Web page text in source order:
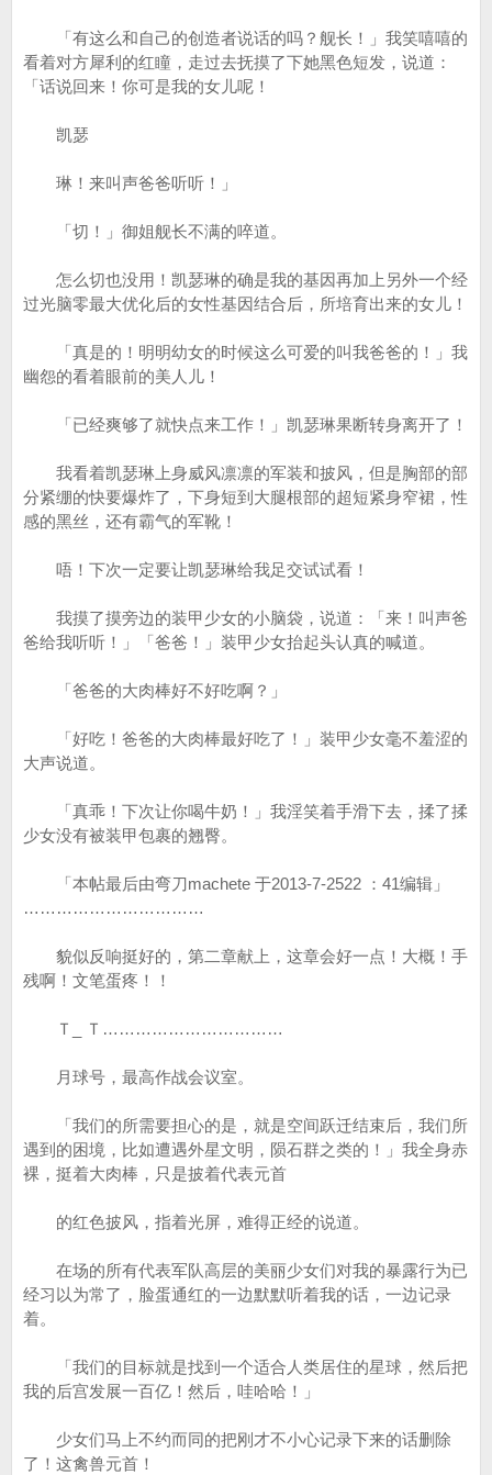
「有这么和自己的创造者说话的吗？舰长！」我笑嘻嘻的
看着对方犀利的红瞳，走过去抚摸了下她黑色短发，说道：
「话说回来！你可是我的女儿呢！
凯瑟
琳！来叫声爸爸听听！」
「切！」御姐舰长不满的啐道。
怎么切也没用！凯瑟琳的确是我的基因再加上另外一个经
过光脑零最大优化后的女性基因结合后，所培育出来的女儿！
「真是的！明明幼女的时候这么可爱的叫我爸爸的！」我
幽怨的看着眼前的美人儿！
「已经爽够了就快点来工作！」凯瑟琳果断转身离开了！
我看着凯瑟琳上身威风凛凛的军装和披风，但是胸部的部
分紧绷的快要爆炸了，下身短到大腿根部的超短紧身窄裙，性
感的黑丝，还有霸气的军靴！
唔！下次一定要让凯瑟琳给我足交试试看！
我摸了摸旁边的装甲少女的小脑袋，说道：「来！叫声爸
爸给我听听！」「爸爸！」装甲少女抬起头认真的喊道。
「爸爸的大肉棒好不好吃啊？」
「好吃！爸爸的大肉棒最好吃了！」装甲少女毫不羞涩的
大声说道。
「真乖！下次让你喝牛奶！」我淫笑着手滑下去，揉了揉
少女没有被装甲包裹的翘臀。
「本帖最后由弯刀machete 于2013-7-2522 ：41编辑」
……………………………
貌似反响挺好的，第二章献上，这章会好一点！大概！手
残啊！文笔蛋疼！！
Ｔ_ Ｔ……………………………
月球号，最高作战会议室。
「我们的所需要担心的是，就是空间跃迁结束后，我们所
遇到的困境，比如遭遇外星文明，陨石群之类的！」我全身赤
裸，挺着大肉棒，只是披着代表元首
的红色披风，指着光屏，难得正经的说道。
在场的所有代表军队高层的美丽少女们对我的暴露行为已
经习以为常了，脸蛋通红的一边默默听着我的话，一边记录
着。
「我们的目标就是找到一个适合人类居住的星球，然后把
我的后宫发展一百亿！然后，哇哈哈！」
少女们马上不约而同的把刚才不小心记录下来的话删除
了！这禽兽元首！